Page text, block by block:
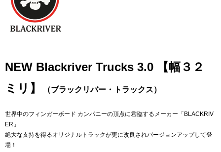
NEW Blackriver Trucks 3.0 【幅３２
ミリ】
（ブラックリバー・トラックス）
世界中のフィンガーボード カンパニーの頂点に君臨するメーカー「BLACKRIV
ER」
絶大な支持を得るオリジナルトラックが更に改良されバージョンアップして登
場！